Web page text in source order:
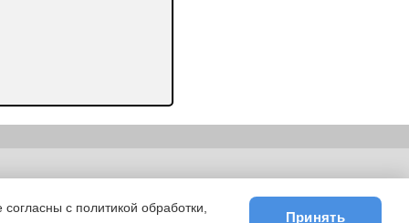
|E-mail
с политикой обработки,
Принять